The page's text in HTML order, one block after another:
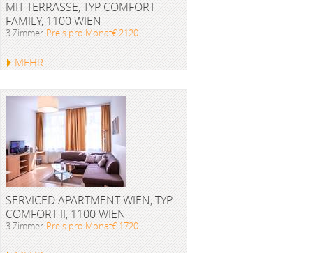
MIT TERRASSE, TYP COMFORT
FAMILY, 1100 WIEN
3 Zimmer Preis pro Monat€ 2120
MEHR
SERVICED APARTMENT WIEN, TYP
COMFORT II, 1100 WIEN
3 Zimmer Preis pro Monat€ 1720